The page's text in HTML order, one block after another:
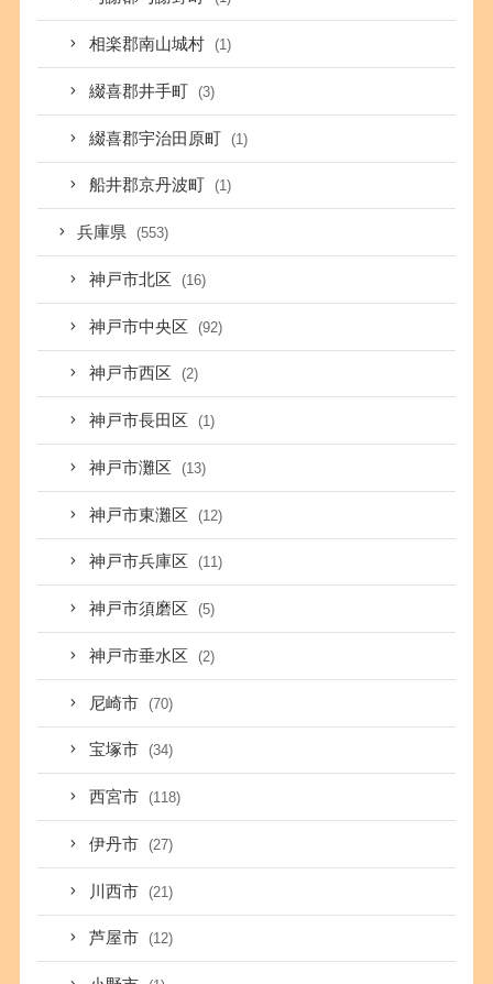
相楽郡南山城村 (1)
綴喜郡井手町 (3)
綴喜郡宇治田原町 (1)
船井郡京丹波町 (1)
兵庫県 (553)
神戸市北区 (16)
神戸市中央区 (92)
神戸市西区 (2)
神戸市長田区 (1)
神戸市灘区 (13)
神戸市東灘区 (12)
神戸市兵庫区 (11)
神戸市須磨区 (5)
神戸市垂水区 (2)
尼崎市 (70)
宝塚市 (34)
西宮市 (118)
伊丹市 (27)
川西市 (21)
芦屋市 (12)